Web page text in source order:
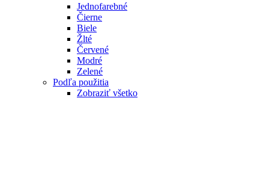
Jednofarebné
Čierne
Biele
Žlté
Červené
Modré
Zelené
Podľa použitia
Zobraziť všetko